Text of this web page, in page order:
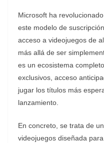
Microsoft ha
este modelo de
acceso a videojuegos de
más allá de ser
es un ecosistema
exclusivos, acceso
jugar los títulos más
lanzamiento.
En concreto, se trata de
videojuegos diseñada